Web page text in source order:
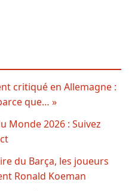
critiqué en Allemagne :
que… »
Monde 2026 : Suivez
du Barça, les joueurs
Ronald Koeman